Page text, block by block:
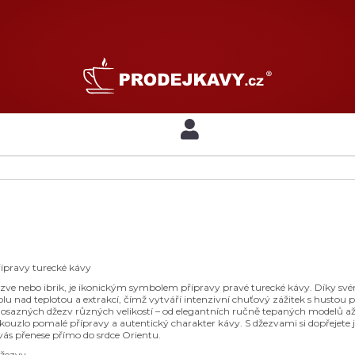
turecké kávy
nebo ibrik, je ikonickým symbolem přípravy pravé turecké kávy. Díky
nad teplotou a extrakcí, čímž vytváří intenzivní chuťový zážitek s hustou
džezv různých velikostí – od elegantních ručně tepaných modelů
pomalé přípravy a autentický charakter kávy. S džezvami si
přenese přímo do srdce Orientu.